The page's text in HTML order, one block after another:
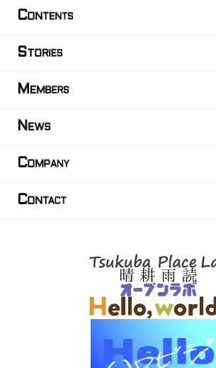
CONTENTS
STORIES
MEMBERS
N EWS
COMPANY
CONTACT